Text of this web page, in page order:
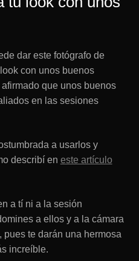
dar este fotógrafo de
con unos buenos
que unos buenos
en las sesiones
a usarlos y
describí en este artículo
a tí ni a la sesión
a ellos y a la cámara
te darán una hermosa
increíble.